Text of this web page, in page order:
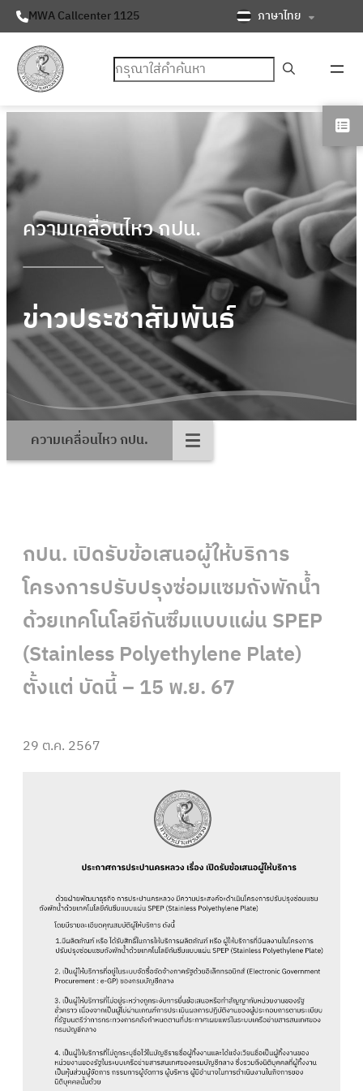
MWA Callcenter 1125 ภาษาไทย
ค้นหา
ความเคลื่อนไหว กปน.
ข่าวประชาสัมพันธ์
ความเคลื่อนไหว กปน.
กปน. เปิดรับข้อเสนอผู้ให้บริการ
โครงการปรับปรุงซ่อมแซมถังพักน้ำ
ด้วยเทคโนโลยีกันซึมแบบแผ่น SPEP
(Stainless Polyethylene Plate)
ตั้งแต่ บัดนี้ – 15 พ.ย. 67
29 ต.ค. 2567